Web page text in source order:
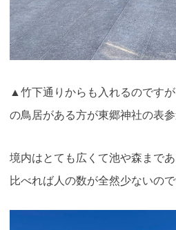
▲竹下通りからも入れるのです
の鳥居がある方が東郷神社の表参
境内はとても広くて池や森まで
比べれば人の数が全然少ないので